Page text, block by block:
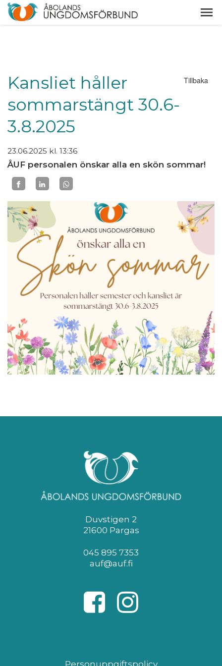
Tillbaka
Kansliet håller
sommarstängt 30.6-
3.8.2025
23.06.2025 kl. 13:36
ÅUF personalen önskar alla en skön sommar!
Duvstigen 2
21600 Pargas
045 895 7353
auf@auf.fi
Personuppgiftspolicy